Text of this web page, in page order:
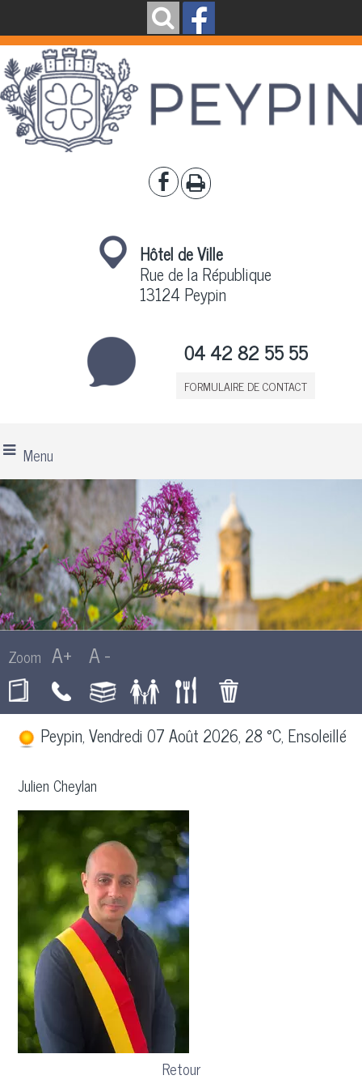
Hôtel de Ville
Rue de la République
13124 Peypin
04 42 82 55 55
FORMULAIRE DE CONTACT
Menu
Peypin, Vendredi 07 Août 2026, 28 °C, Ensoleillé
Julien Cheylan
Retour